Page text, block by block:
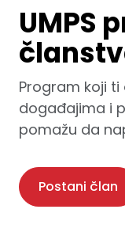
UMPS
Program koji
događajima i
pomažu da
Postani član